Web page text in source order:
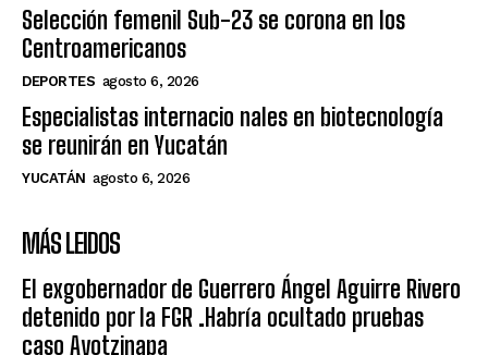
Selección femenil Sub-23 se corona en los
Centroamericanos
DEPORTES agosto 6, 2026
Especialistas internacio nales en biotecnología
se reunirán en Yucatán
YUCATÁN agosto 6, 2026
MÁS LEIDOS
El exgobernador de Guerrero Ángel Aguirre Rivero
detenido por la FGR .Habría ocultado pruebas
caso Ayotzinapa